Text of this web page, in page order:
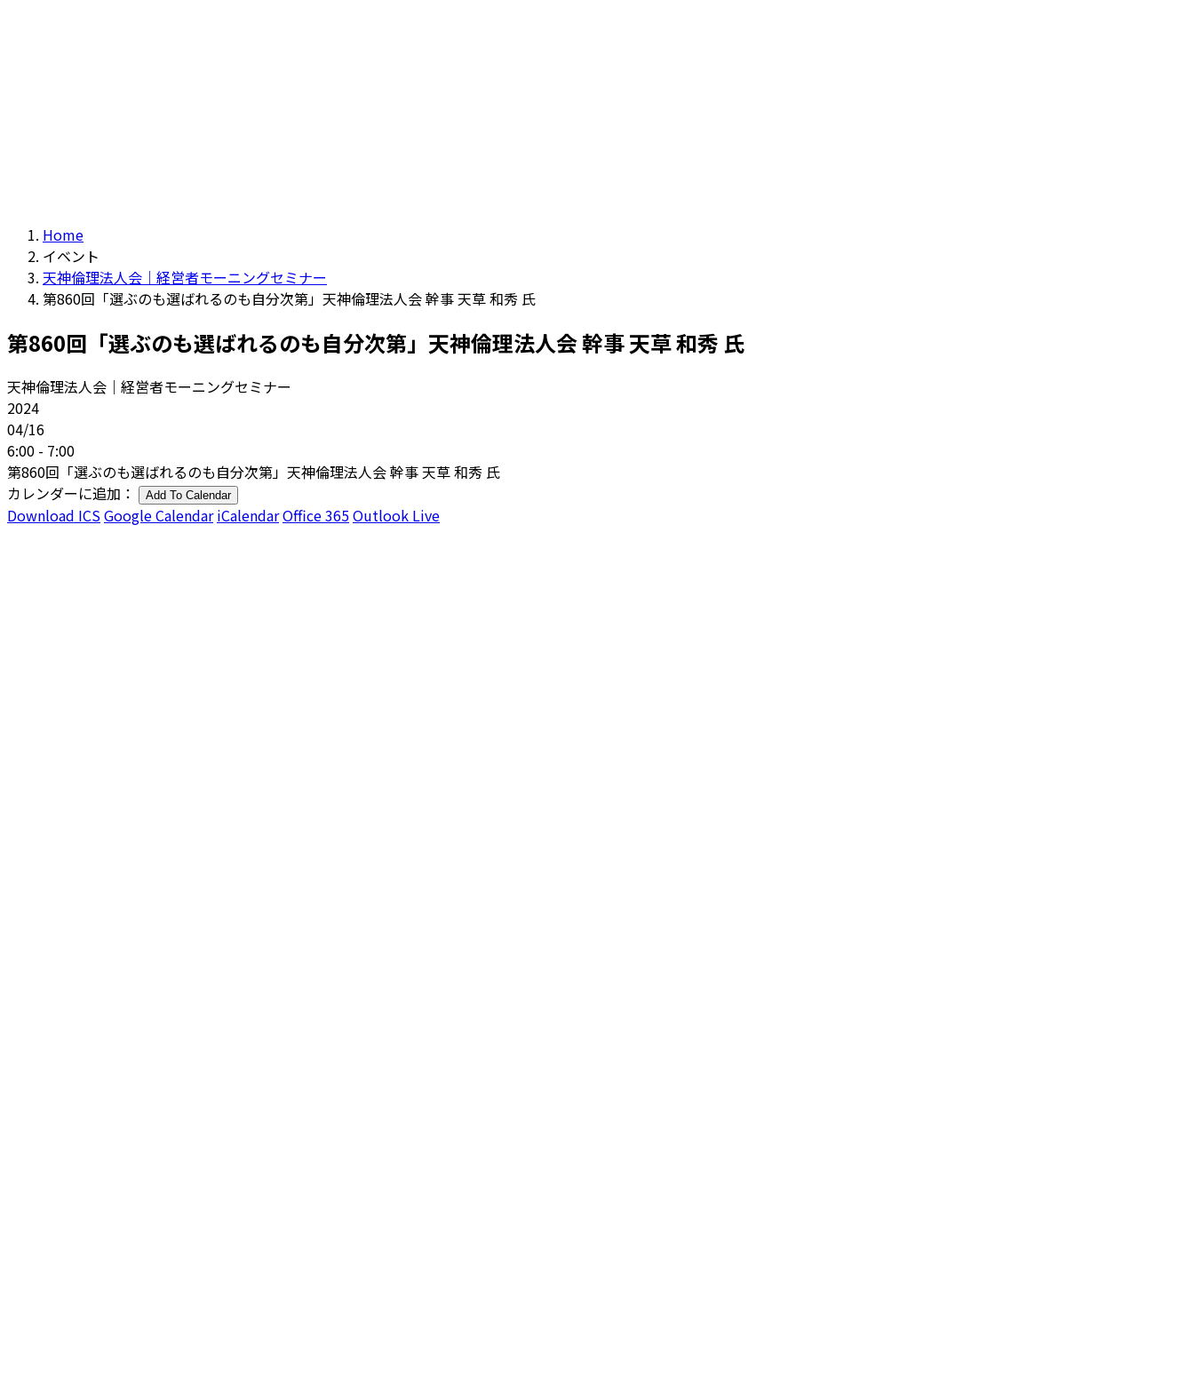
Home
イベント
天神倫理法人会｜経営者モーニングセミナー
第860回「選ぶのも選ばれるのも自分次第」天神倫理法人会 幹事 天草 和秀 氏
第860回「選ぶのも選ばれるのも自分次第」天神倫理法人会 幹事 天草 和秀 氏
天神倫理法人会｜経営者モーニングセミナー
2024
04/16
6:00 - 7:00
第860回「選ぶのも選ばれるのも自分次第」天神倫理法人会 幹事 天草 和秀 氏
カレンダーに追加：
Add To Calendar
Download ICSGoogle Calendar iCalendarOffice 365Outlook Live